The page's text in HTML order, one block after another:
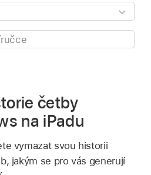
četby
na iPadu
vymazat svou historii
jakým se pro vás generují